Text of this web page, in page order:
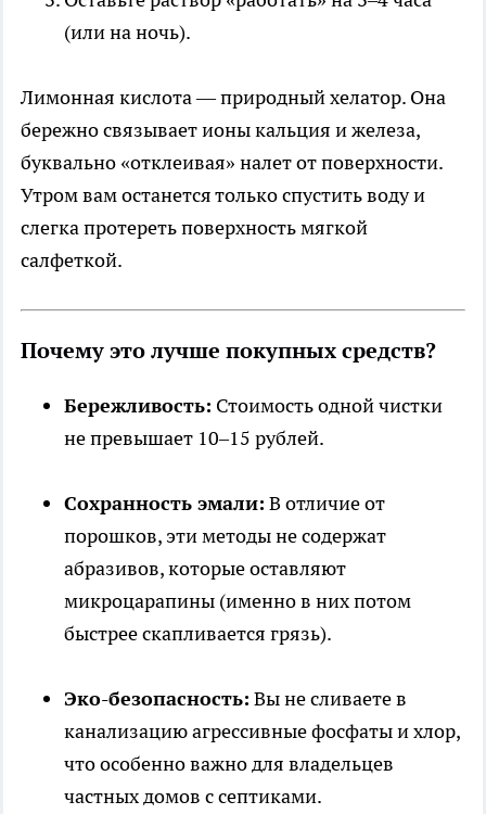
(или на ночь).
Лимонная кислота — природный хелатор. Она
бережно связывает ионы кальция и железа,
буквально «отклеивая» налет от поверхности.
Утром вам останется только спустить воду и
слегка протереть поверхность мягкой
салфеткой.
Почему это лучше покупных средств?
Бережливость: Стоимость одной чистки
не превышает 10–15 рублей.
Сохранность эмали: В отличие от
порошков, эти методы не содержат
абразивов, которые оставляют
микроцарапины (именно в них потом
быстрее скапливается грязь).
Эко-безопасность: Вы не сливаете в
канализацию агрессивные фосфаты и хлор,
что особенно важно для владельцев
частных домов с септиками.